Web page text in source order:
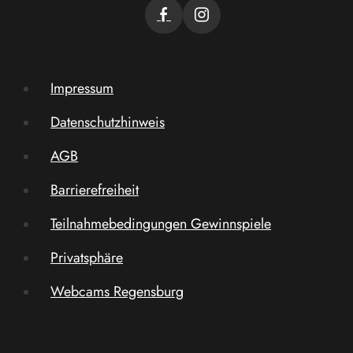
Impressum
Datenschutzhinweis
AGB
Barrierefreiheit
Teilnahmebedingungen Gewinnspiele
Privatsphäre
Webcams Regensburg